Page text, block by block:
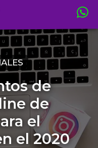
de
de
el
el 2020